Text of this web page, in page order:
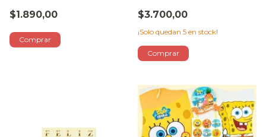
$1.890,00 $3.700,00
¡Solo quedan 5 en stock!